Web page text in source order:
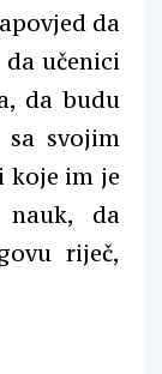
da
učenici
da budu
svojim
koje im je
nauk, da
riječ,